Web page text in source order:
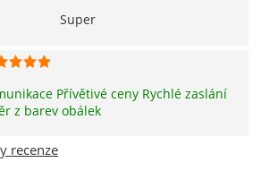
Super
Přívětivé ceny Rychlé zaslání
z barev obálek
recenze